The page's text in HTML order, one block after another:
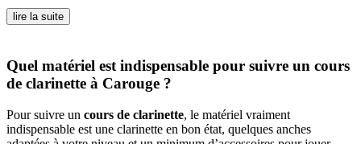
lire la suite
Quel matériel est indispensable pour suivre un cours
de clarinette à Carouge ?
Pour suivre un cours de clarinette, le matériel vraiment
indispensable est une clarinette en bon état, quelques anches